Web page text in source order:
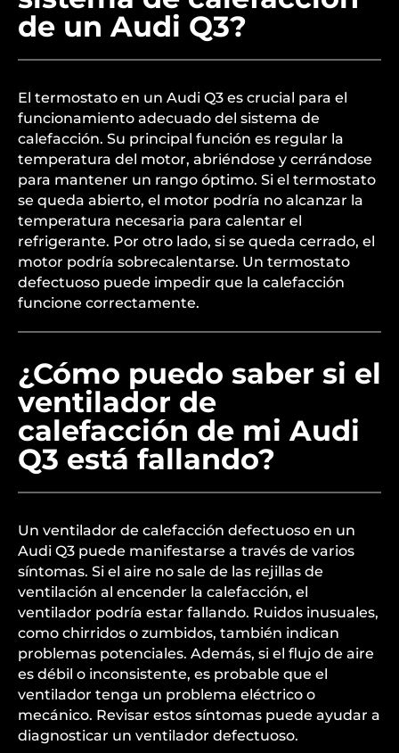
de un Audi Q3?
El termostato en un Audi Q3 es crucial para el
funcionamiento adecuado del sistema de
calefacción. Su principal función es regular la
temperatura del motor, abriéndose y cerrándose
para mantener un rango óptimo. Si el termostato
se queda abierto, el motor podría no alcanzar la
temperatura necesaria para calentar el
refrigerante. Por otro lado, si se queda cerrado, el
motor podría sobrecalentarse. Un termostato
defectuoso puede impedir que la calefacción
funcione correctamente.
¿Cómo puedo saber si el
ventilador de
calefacción de mi Audi
Q3 está fallando?
Un ventilador de calefacción defectuoso en un
Audi Q3 puede manifestarse a través de varios
síntomas. Si el aire no sale de las rejillas de
ventilación al encender la calefacción, el
ventilador podría estar fallando. Ruidos inusuales,
como chirridos o zumbidos, también indican
problemas potenciales. Además, si el flujo de aire
es débil o inconsistente, es probable que el
ventilador tenga un problema eléctrico o
mecánico. Revisar estos síntomas puede ayudar a
diagnosticar un ventilador defectuoso.